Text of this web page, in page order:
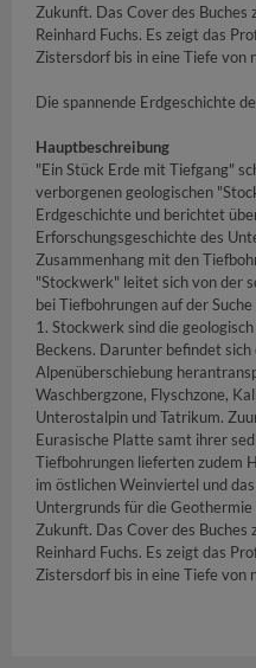
Zukunft. Das Cover des
Reinhard Fuchs. Es zeigt das
Zistersdorf bis in eine Tiefe von
Die spannende Erdgeschichte
Hauptbeschreibung
"Ein Stück Erde mit Tiefgang"
verborgenen geologischen
Erdgeschichte und berichtet
Erforschungsgeschichte des
Zusammenhang mit den
"Stockwerk" leitet sich von der
bei Tiefbohrungen auf der
1. Stockwerk sind die
Beckens. Darunter befindet sich
Alpenüberschiebung
Waschbergzone, Flyschzone,
Unterostalpin und Tatrikum.
Eurasische Platte samt ihrer
Tiefbohrungen lieferten zudem
im östlichen Weinviertel und
Untergrunds für die
Zukunft. Das Cover des
Reinhard Fuchs. Es zeigt das
Zistersdorf bis in eine Tiefe von